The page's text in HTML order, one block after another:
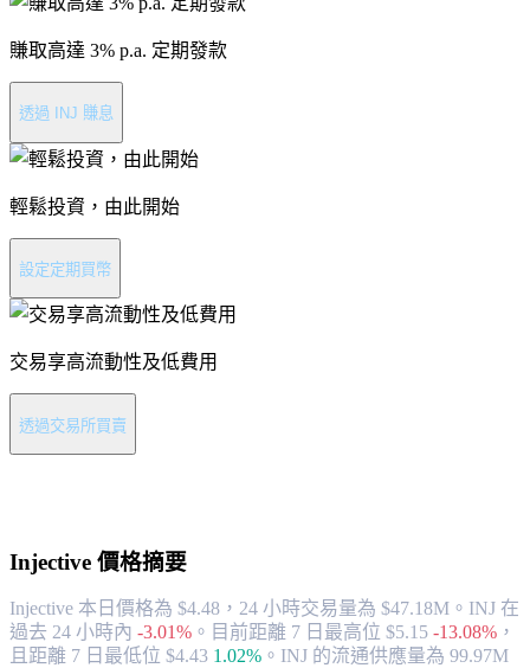
賺取高達 3% p.a. 定期發款
透過 INJ 賺息
輕鬆投資，由此開始
設定定期買幣
交易享高流動性及低費用
透過交易所買賣
Injective 價格摘要
Injective 本日價格為 $4.48，24 小時交易量為 $47.18M。INJ 在
過去 24 小時內 -3.01% 。 目前距離 7 日最高位 $5.15 -13.08% ，
且距離 7 日最低位 $4.43 1.02% 。 INJ 的流通供應量為 99.97M